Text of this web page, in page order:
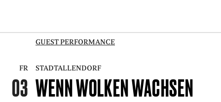
GUEST PERFORMANCE
FR
03
STADTALLENDORF
WENN WOLKEN WACHSEN